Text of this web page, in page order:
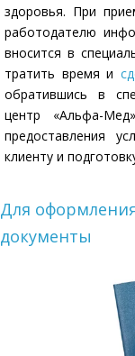
здоровья. При
работодателю
вносится в
тратить время и
обратившись в
центр «Альфа-
предоставления
клиенту и
Для
документы